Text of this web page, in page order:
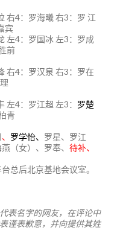
右4：罗海曦 右3：罗 江
宾
左4：罗国冰 左3：罗成
前
右4：罗汉泉 右3：罗在
左4：罗江超 左3： 罗楚
青
、 罗学怡、 罗星、罗江
（女）、罗奉、 待补、
总后北京基地会议室。
表名字的网友，在评论中
谨表歉意，并向提供其姓